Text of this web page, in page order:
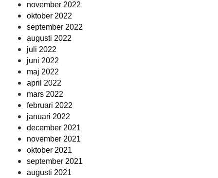
november 2022
oktober 2022
september 2022
augusti 2022
juli 2022
juni 2022
maj 2022
april 2022
mars 2022
februari 2022
januari 2022
december 2021
november 2021
oktober 2021
september 2021
augusti 2021